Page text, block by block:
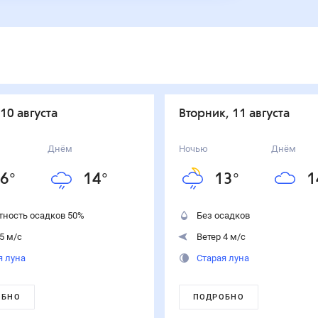
августа
°
Днём
14°
осадков 50%
м/с
луна
вторник, 11 августа
Ночью
13°
Днём
Без осадков
Ветер 4 м/с
Старая луна
ПОДРОБНО